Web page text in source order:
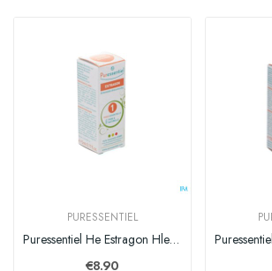
PURESSENTIEL
Puressentiel He Estragon Hle Ess 5ml
€8.90